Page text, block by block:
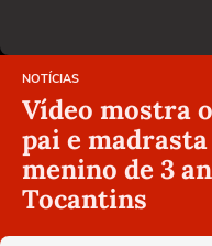
NOTÍCIAS
Vídeo mostra
pai e
menino de 3
Tocantins